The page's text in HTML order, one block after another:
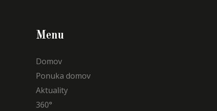
Menu
Domov
Ponuka domov
Aktuality
360°